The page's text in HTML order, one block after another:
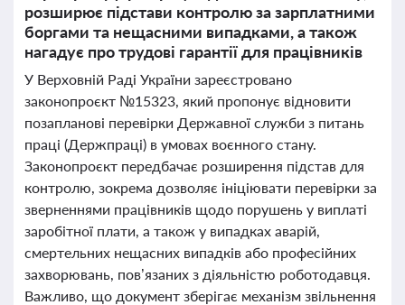
розширює підстави контролю за зарплатними
боргами та нещасними випадками, а також
нагадує про трудові гарантії для працівників
У Верховній Раді України зареєстровано
законопроєкт №15323, який пропонує відновити
позапланові перевірки Державної служби з питань
праці (Держпраці) в умовах воєнного стану.
Законопроєкт передбачає розширення підстав для
контролю, зокрема дозволяє ініціювати перевірки за
зверненнями працівників щодо порушень у виплаті
заробітної плати, а також у випадках аварій,
смертельних нещасних випадків або професійних
захворювань, пов’язаних з діяльністю роботодавця.
Важливо, що документ зберігає механізм звільнення